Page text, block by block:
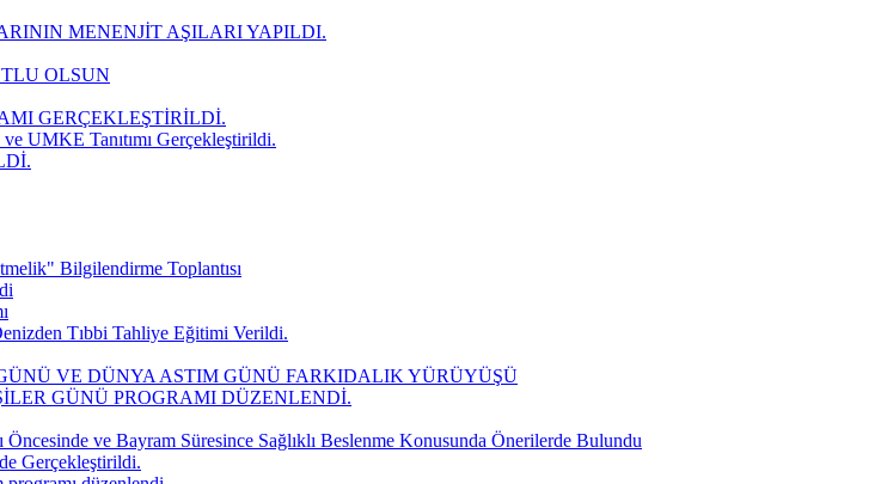
MENENJİT AŞILARI YAPILDI.
OLSUN
GERÇEKLEŞTİRİLDİ.
UMKE Tanıtımı Gerçekleştirildi.
Bilgilendirme Toplantısı
Tıbbi Tahliye Eğitimi Verildi.
VE DÜNYA ASTIM GÜNÜ FARKIDALIK YÜRÜYÜŞÜ
GÜNÜ PROGRAMI DÜZENLENDİ.
ve Bayram Süresince Sağlıklı Beslenme Konusunda Önerilerde Bulundu
Gerçekleştirildi.